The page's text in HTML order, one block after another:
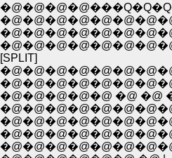
[SPLIT]